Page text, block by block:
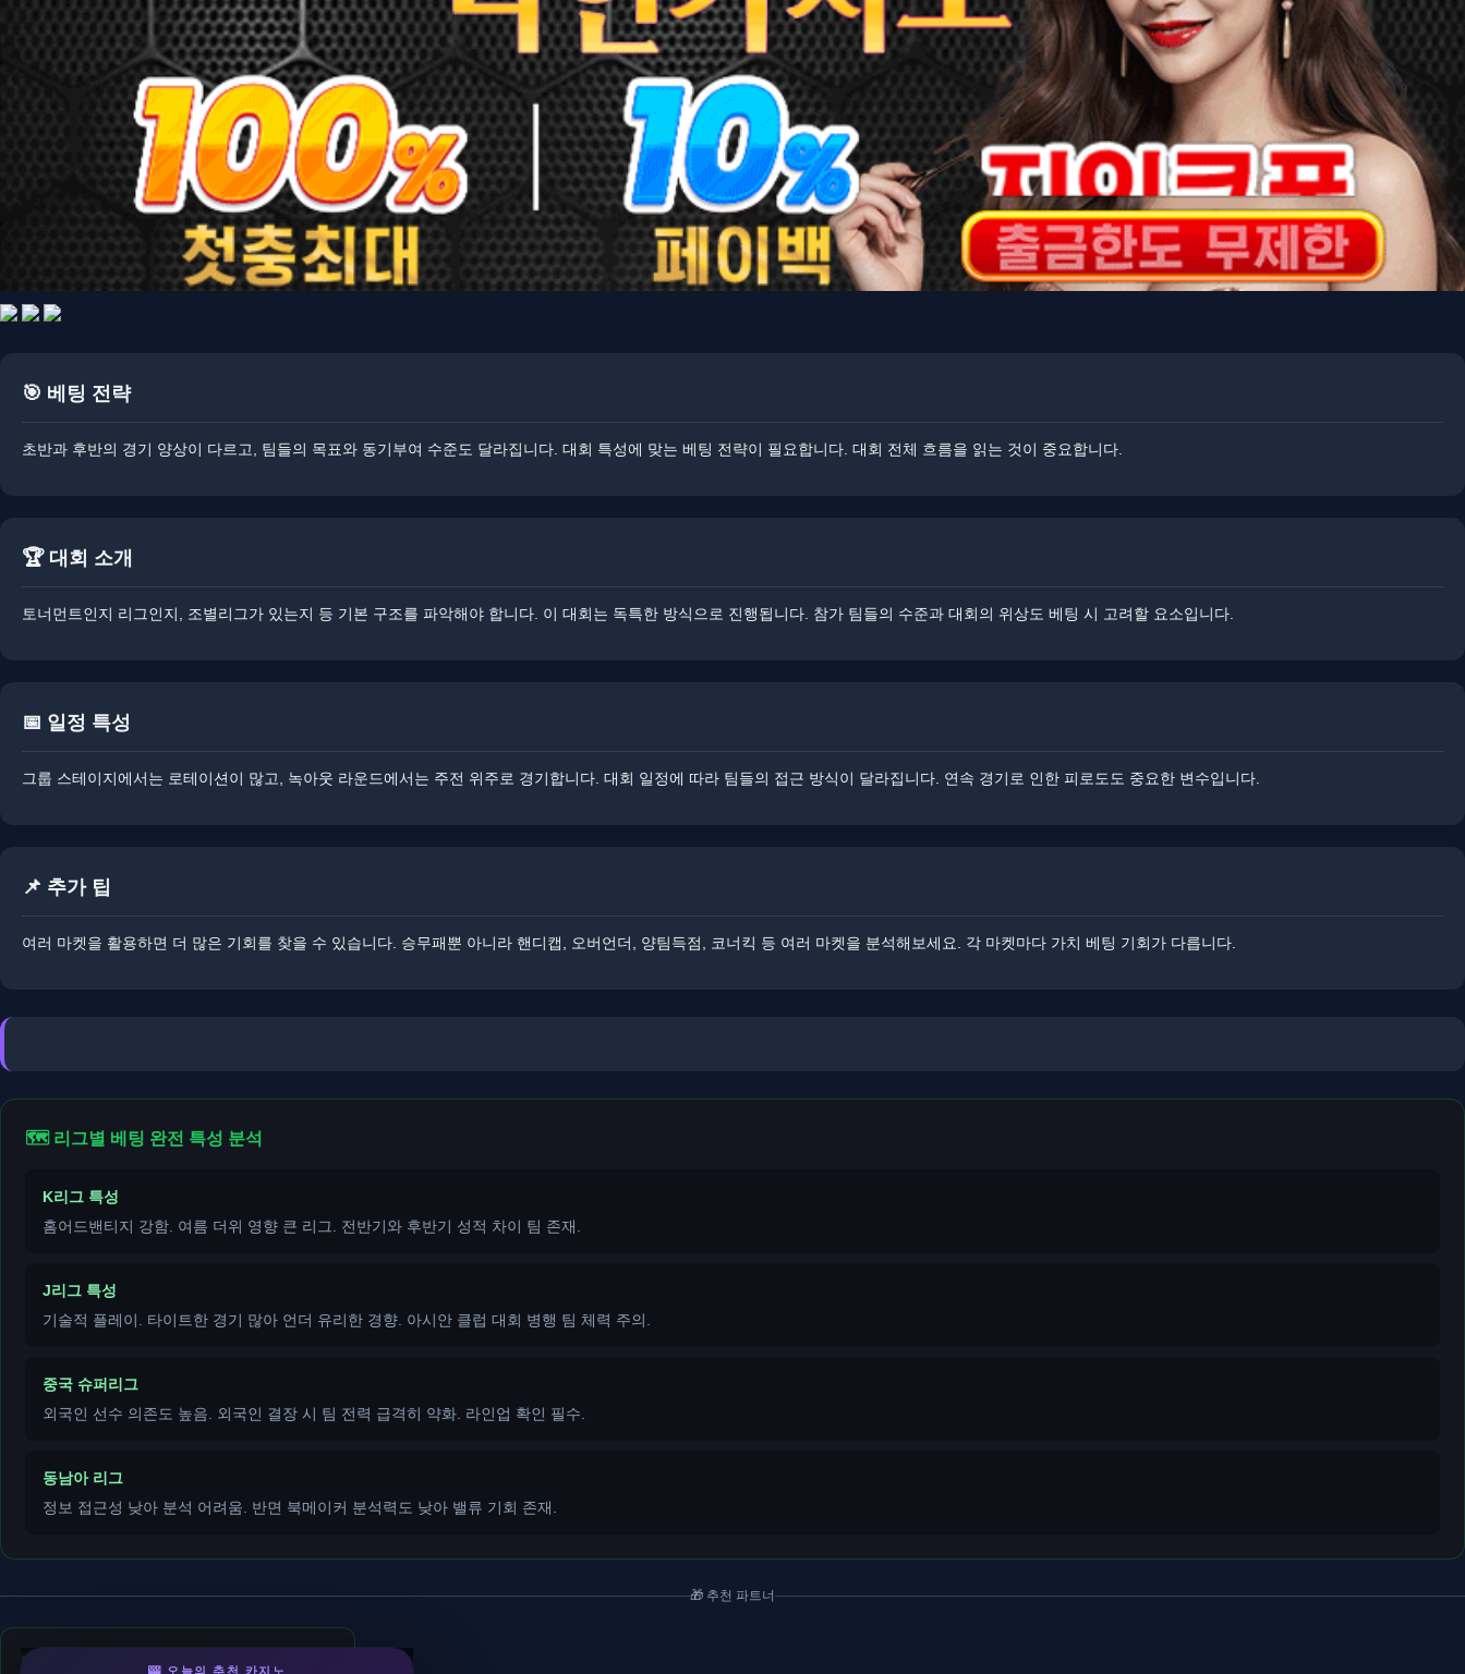
🎯 베팅 전략
​​초반과 후반의 경기 양상이 다르고, 팀들의 목표와 동기부여 수준도 달라집니다. 대회 특성에 맞는 베팅 전략이 필요합니다. 대회 전체 흐름을 읽는 것이 중요합니다.
🏆 대회 소개
토너먼트인지 리그인지, 조별리그가 있는지 등 기본 구조를 파악해야 합니다. 이 대회는 독특한 방식으로 진행됩니다. ​참가 팀들의 수준과 대회의 위상도 베팅 시 고려할 요소입니다.
📅 일정 특성
​그룹 스테이지에서는 로테이션이 많고, 녹아웃 라운드에서는 주전 위주로 경기합니다. 대회 일정에 따라 팀들의 접근 방식이 달라집니다. ​연속 경기로 인한 피로도도 중요한 변수입니다.
📌 추가 팁
여러 마켓을 활용하면 더 많은 기회를 찾을 수 있습니다. 승무패뿐 아니라 핸디캡, 오버언더, 양팀득점, 코너킥 등 여러 마켓을 분석해보세요. 각 마켓마다 가치 베팅 기회가 다릅니다.
🗺️ 리그별 베팅 완전 특성 분석
K리그 특성
홈어드밴티지 강함. 여름 더위 영향 큰 리그. 전반기와 후반기 성적 차이 팀 존재.
J리그 특성
기술적 플레이. 타이트한 경기 많아 언더 유리한 경향. 아시안 클럽 대회 병행 팀 체력 주의.
중국 슈퍼리그
외국인 선수 의존도 높음. 외국인 결장 시 팀 전력 급격히 약화. 라인업 확인 필수.
동남아 리그
정보 접근성 낮아 분석 어려움. 반면 북메이커 분석력도 낮아 밸류 기회 존재.
🎁 추천 파트너
k88카지노 - 우리계열🎰 오늘의 추천 카지노